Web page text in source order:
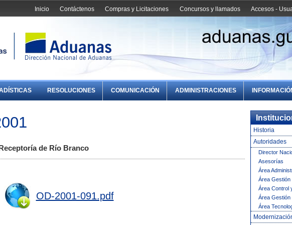
Accesos -
Concursos y llamados
Compras y Licitaciones
Contáctenos
Inicio
RESOLUCIONES COMUNICACIÓN ADMINISTRACIONES
de Río Branco
OD-2001-091.pdf
Historia
Autoridades
Director
Asesorías
Área
Área Gestión
Área Control
Área Gestión
Área